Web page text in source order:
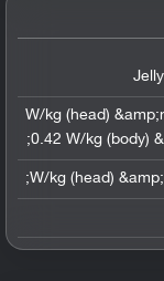
0.81 W/kg (head)
0.42 W/kg (body)